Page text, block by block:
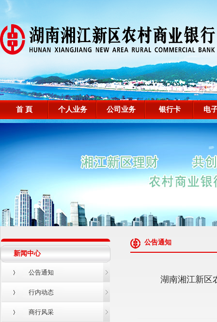
首 頁 个人业务 公司业务 银行卡 电
新闻中心
公告通知
行内动态
商行风采
公告通知
湖南湘江新区